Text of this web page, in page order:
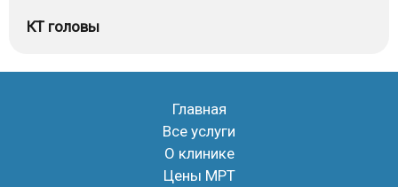
КТ головы
Главная
Все услуги
О клинике
Цены МРТ